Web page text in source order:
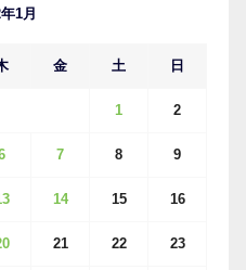
1月
金 土 日
1 2
7 8 9
14 15 16
21 22 23